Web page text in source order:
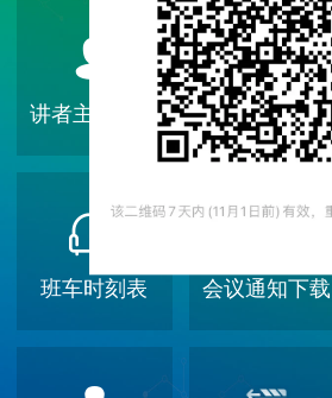
讲者主持查询 个人参会注册
班车时刻表 会议通知下载